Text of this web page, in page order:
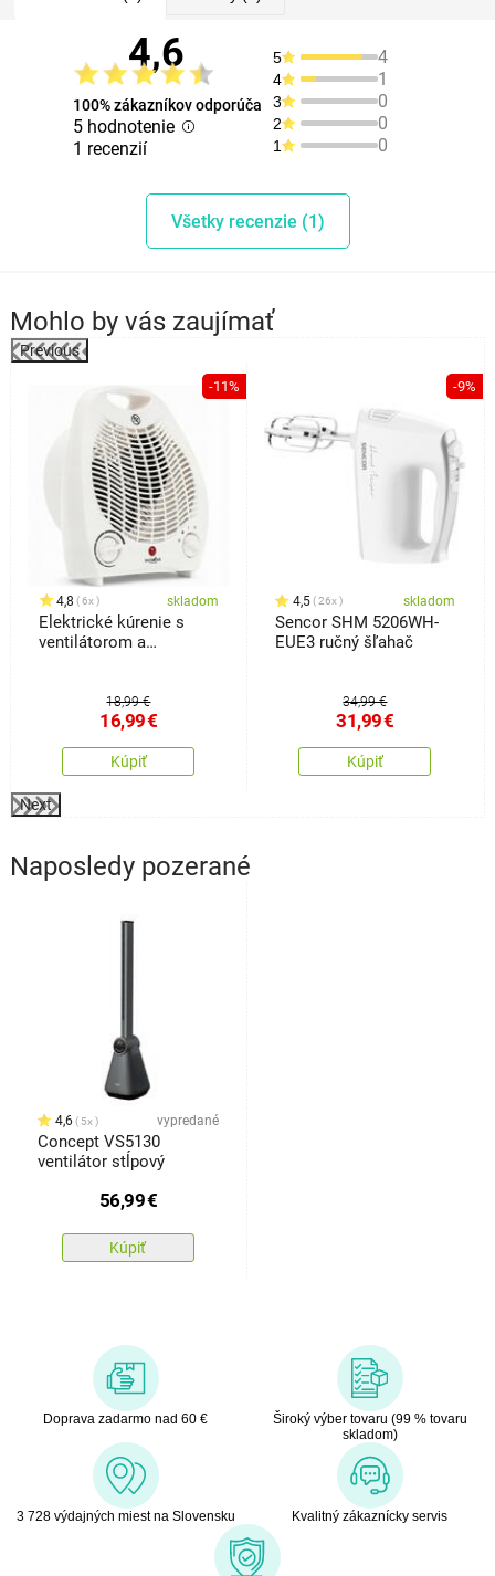
4,6
100% zákazníkov odporúča
5 hodnotenie
1 recenzií
5 4
4 1
3 0
2 0
1 0
Všetky recenzie (1)
Mohlo by vás zaujímať
Previous
-11%
4,8 6x skladom
Elektrické kúrenie s
ventilátorom a
18,99 €
16,99€
Kúpiť
-9%
4,5 26x skladom
Sencor SHM 5206WH-
EUE3 ručný šľahač
34,99 €
31,99€
Kúpiť
Next
Naposledy pozerané
4,6 5x vypredané
Concept VS5130
ventilátor stĺpový
56,99€
Kúpiť
Doprava zadarmo nad 60 €
Široký výber tovaru (99 % tovaru
skladom)
3 728 výdajných miest na Slovensku Kvalitný zákaznícky servis